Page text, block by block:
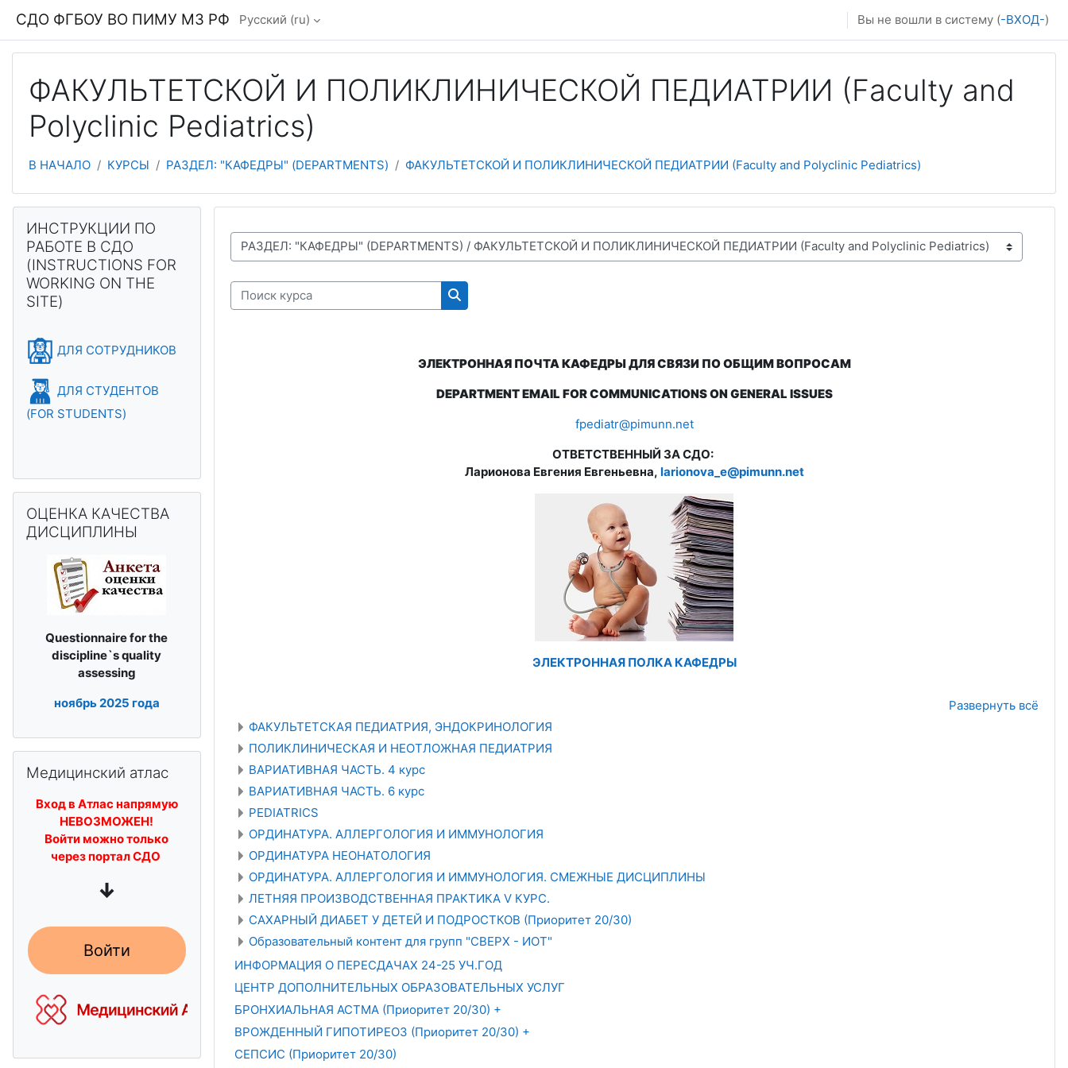
СДО ФГБОУ ВО ПИМУ МЗ РФ Русский ‎(ru)‎ Вы не вошли в систему (-ВХОД-)
ФАКУЛЬТЕТСКОЙ И ПОЛИКЛИНИЧЕСКОЙ ПЕДИАТРИИ (Faculty and
Polyclinic Pediatrics)
В НАЧАЛО КУРСЫ РАЗДЕЛ: "КАФЕДРЫ" (DEPARTMENTS) ФАКУЛЬТЕТСКОЙ И ПОЛИКЛИНИЧЕСКОЙ ПЕДИАТРИИ (Faculty and Polyclinic Pediatrics)
СПИСОК ДОСТУПНЫХ КАФЕДР И ТЕСТОВ
Поиск курса
Поиск курса
ЭЛЕКТРОННАЯ ПОЧТА КАФЕДРЫ ДЛЯ СВЯЗИ ПО ОБЩИМ ВОПРОСАМ
DEPARTMENT EMAIL FOR COMMUNICATIONS ON GENERAL ISSUES
fpediatr@pimunn.net
ОТВЕТСТВЕННЫЙ ЗА СДО:
Ларионова Евгения Евгеньевна, larionova_e@pimunn.net
ЭЛЕКТРОННАЯ ПОЛКА КАФЕДРЫ
Развернуть всё
ФАКУЛЬТЕТСКАЯ ПЕДИАТРИЯ, ЭНДОКРИНОЛОГИЯ
ПОЛИКЛИНИЧЕСКАЯ И НЕОТЛОЖНАЯ ПЕДИАТРИЯ
ВАРИАТИВНАЯ ЧАСТЬ. 4 курс
ВАРИАТИВНАЯ ЧАСТЬ. 6 курс
PEDIATRICS
ОРДИНАТУРА. АЛЛЕРГОЛОГИЯ И ИММУНОЛОГИЯ
ОРДИНАТУРА НЕОНАТОЛОГИЯ
ОРДИНАТУРА. АЛЛЕРГОЛОГИЯ И ИММУНОЛОГИЯ. СМЕЖНЫЕ ДИСЦИПЛИНЫ
ЛЕТНЯЯ ПРОИЗВОДСТВЕННАЯ ПРАКТИКА V КУРС.
САХАРНЫЙ ДИАБЕТ У ДЕТЕЙ И ПОДРОСТКОВ (Приоритет 20/30)
Образовательный контент для групп "СВЕРХ - ИОТ"
ИНФОРМАЦИЯ О ПЕРЕСДАЧАХ 24-25 УЧ.ГОД
ЦЕНТР ДОПОЛНИТЕЛЬНЫХ ОБРАЗОВАТЕЛЬНЫХ УСЛУГ
БРОНХИАЛЬНАЯ АСТМА (Приоритет 20/30) +
ВРОЖДЕННЫЙ ГИПОТИРЕОЗ (Приоритет 20/30) +
СЕПСИС (Приоритет 20/30)
Блоки
ИНСТРУКЦИИ ПО
РАБОТЕ В СДО
(INSTRUCTIONS FOR
WORKING ON THE
SITE)
ДЛЯ СОТРУДНИКОВ
ДЛЯ СТУДЕНТОВ
(FOR STUDENTS)
ОЦЕНКА КАЧЕСТВА
ДИСЦИПЛИНЫ
Questionnaire for the
discipline`squality
assessing
ноябрь2025 года
Медицинский атлас
Вход в Атлас напрямую
НЕВОЗМОЖЕН!
Войти можно только
через портал СДО
↓
Войти